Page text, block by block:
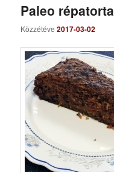
Paleo répatorta
Közzétéve2017-03-02